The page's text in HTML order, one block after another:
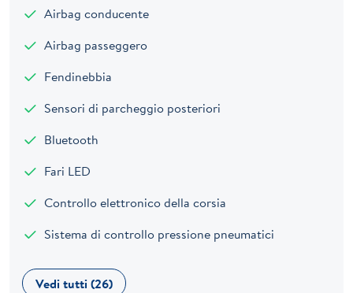
Airbag conducente
Airbag passeggero
Fendinebbia
Sensori di parcheggio posteriori
Bluetooth
Fari LED
Controllo elettronico della corsia
Sistema di controllo pressione pneumatici
Vedi tutti (26)